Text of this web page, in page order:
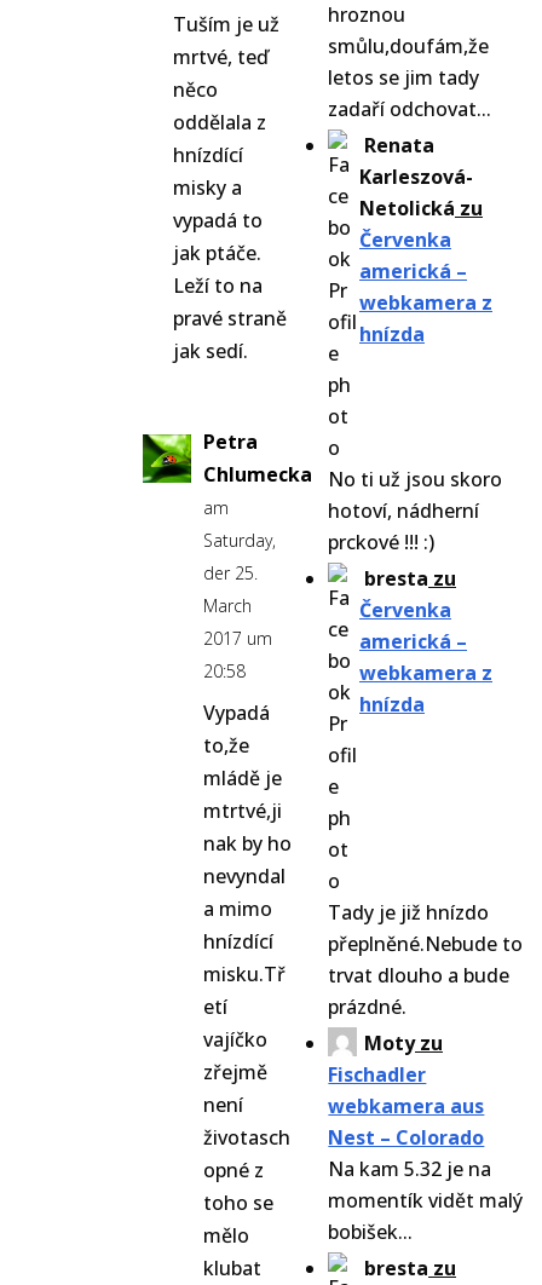
hroznou
smůlu,doufám,že
letos se jim tady
zadaří odchovat...
Renata
Karleszová-
Netolická zu
Červenka
americká –
webkamera z
hnízda
No ti už jsou skoro
hotoví, nádherní
prckové !!! :)
bresta zu
Červenka
americká –
webkamera z
hnízda
Tady je již hnízdo
přeplněné.Nebude to
trvat dlouho a bude
prázdné.
Motyzu
Fischadler
webkamera aus
Nest – Colorado
Na kam 5.32 je na
momentík vidět malý
bobišek...
bresta zu
Tuším je už
mrtvé, teď
něco
oddělala z
hnízdící
misky a
vypadá to
jak ptáče.
Leží to na
pravé straně
jak sedí.
Petra
Chlumecka
am
Saturday,
der 25.
March
2017 um
20:58
Vypadá
to,že
mládě je
mtrtvé,ji
nak by ho
nevyndal
a mimo
hnízdící
misku.Tř
etí
vajíčko
zřejmě
není
životasch
opné z
toho se
mělo
klubat